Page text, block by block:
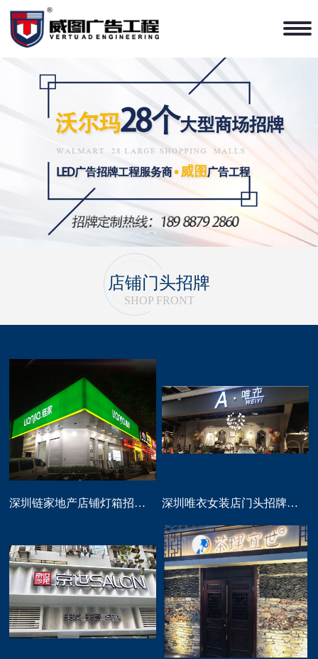
2 4
店铺门头招牌
SHOP FRONT
深圳链家地产店铺灯箱招牌定做 深圳唯衣女装店门头招牌设计制作